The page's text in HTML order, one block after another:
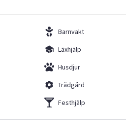
Barnvakt
Läxhjälp
Husdjur
Trädgård
Festhjälp